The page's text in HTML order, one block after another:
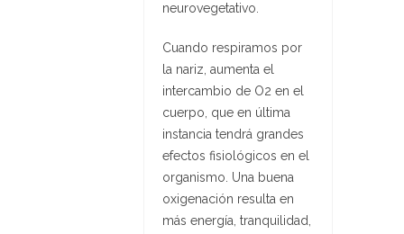
neurovegetativo.
Cuando respiramos por
la nariz, aumenta el
intercambio de O2 en el
cuerpo, que en última
instancia tendrá grandes
efectos fisiológicos en el
organismo. Una buena
oxigenación resulta en
más energía, tranquilidad,